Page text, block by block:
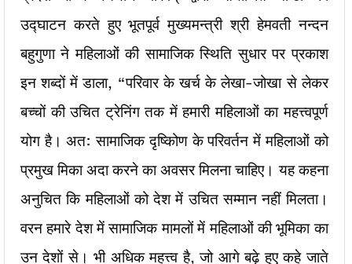
उद्घाटन करते हुए भूतपूर्व मुख्यमन्त्री श्री हेमवती नन्दन
बहुगुणा ने महिलाओं की सामाजिक स्थिति सुधार पर प्रकाश
इन शब्दों में डाला, “परिवार के खर्च के लेखा-जोखा से लेकर
बच्चों की उचित ट्रेनिंग तक में हमारी महिलाओं का महत्त्वपूर्ण
योग है। अत: सामाजिक दृष्किोण के परिवर्तन में महिलाओं को
प्रमुख मिका अदा करने का अवसर मिलना चाहिए। यह कहना
अनुचित कि महिलाओं को देश में उचित सम्मान नहीं मिलता।
वरन हमारे देश में सामाजिक मामलों में महिलाओं की भूमिका का
उन देशों से। भी अधिक महत्त्व है, जो आगे बढ़े हुए कहे जाते